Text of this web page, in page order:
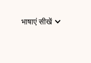
भाषाएं सीखें